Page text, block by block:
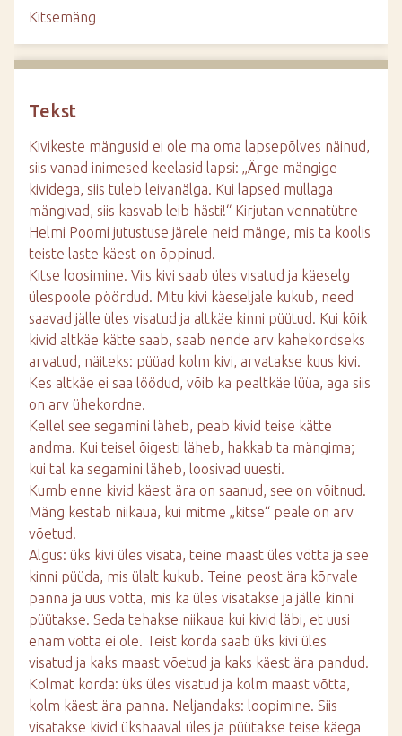
Kitsemäng
Tekst
Kivikeste mängusid ei ole ma oma lapsepõlves näinud,
siis vanad inimesed keelasid lapsi: „Ärge mängige
kividega, siis tuleb leivanälga. Kui lapsed mullaga
mängivad, siis kasvab leib hästi!“ Kirjutan vennatütre
Helmi Poomi jutustuse järele neid mänge, mis ta koolis
teiste laste käest on õppinud.
Kitse loosimine. Viis kivi saab üles visatud ja käeselg
ülespoole pöördud. Mitu kivi käeseljale kukub, need
saavad jälle üles visatud ja altkäe kinni püütud. Kui kõik
kivid altkäe kätte saab, saab nende arv kahekordseks
arvatud, näiteks: püüad kolm kivi, arvatakse kuus kivi.
Kes altkäe ei saa löödud, võib ka pealtkäe lüüa, aga siis
on arv ühekordne.
Kellel see segamini läheb, peab kivid teise kätte
andma. Kui teisel õigesti läheb, hakkab ta mängima;
kui tal ka segamini läheb, loosivad uuesti.
Kumb enne kivid käest ära on saanud, see on võitnud.
Mäng kestab niikaua, kui mitme „kitse“ peale on arv
võetud.
Algus: üks kivi üles visata, teine maast üles võtta ja see
kinni püüda, mis ülalt kukub. Teine peost ära kõrvale
panna ja uus võtta, mis ka üles visatakse ja jälle kinni
püütakse. Seda tehakse niikaua kui kivid läbi, et uusi
enam võtta ei ole. Teist korda saab üks kivi üles
visatud ja kaks maast võetud ja kaks käest ära pandud.
Kolmat korda: üks üles visatud ja kolm maast võtta,
kolm käest ära panna. Neljandaks: loopimine. Siis
visatakse kivid ükshaaval üles ja püütakse teise käega